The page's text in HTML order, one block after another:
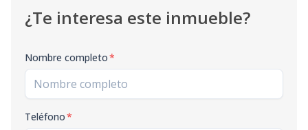
¿Te interesa este inmueble?
Nombre completo*
Teléfono*